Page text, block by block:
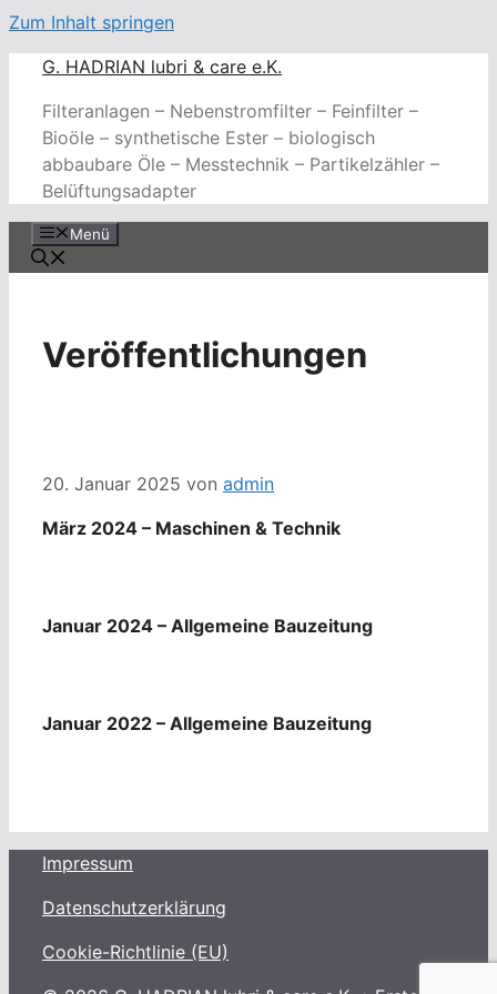
Zum Inhalt springen
G. HADRIAN lubri & care e.K.
Filteranlagen – Nebenstromfilter – Feinfilter –
Bioöle – synthetische Ester – biologisch
abbaubare Öle – Messtechnik – Partikelzähler –
Belüftungsadapter
Menü
Veröffentlichungen
20. Januar 2025 von admin
März 2024 – Maschinen & Technik
Januar 2024 – Allgemeine Bauzeitung
Januar 2022 – Allgemeine Bauzeitung
Impressum
Datenschutzerklärung
Cookie-Richtlinie (EU)